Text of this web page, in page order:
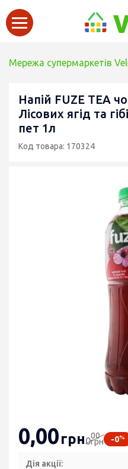
Мережа супермаркетів
Напій FUZE TEA
Лісових ягід та
пет 1л
Код товара: 170324
0,00грн000
грн -0%
Дія акції: